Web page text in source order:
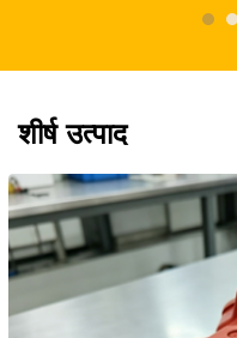
शीर्ष उत्पाद